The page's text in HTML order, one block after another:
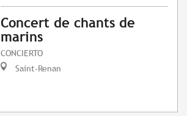
Concert de chants de
marins
CONCIERTO
Saint-Renan